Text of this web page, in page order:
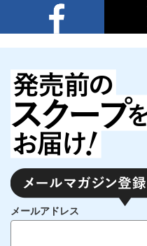
メールアドレス